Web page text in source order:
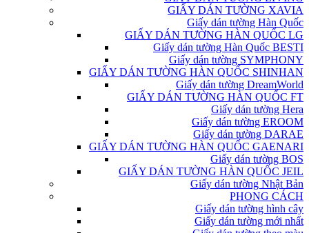
GIẤY DÁN TƯỜNG XAVIA
Giấy dán tường Hàn Quốc
GIẤY DÁN TƯỜNG HÀN QUỐC LG
Giấy dán tường Hàn Quốc BESTI
Giấy dán tường SYMPHONY
GIẤY DÁN TƯỜNG HÀN QUỐC SHINHAN
Giấy dán tường DreamWorld
GIẤY DÁN TƯỜNG HÀN QUỐC FT
Giấy dán tường Hera
Giấy dán tường EROOM
Giấy dán tường DARAE
GIẤY DÁN TƯỜNG HÀN QUỐC GAENARI
Giấy dán tường BOS
GIẤY DÁN TƯỜNG HÀN QUỐC JEIL
Giấy dán tường Nhật Bản
PHONG CÁCH
Giấy dán tường hình cây
Giấy dán tường mới nhất